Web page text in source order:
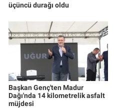
üçüncü durağı oldu
Başkan Genç'ten Madur
Dağı'nda 14 kilometrelik asfalt
müjdesi